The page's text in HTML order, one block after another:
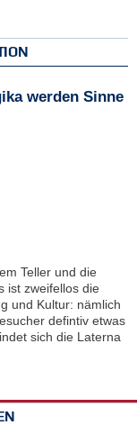
werden Sinne
Teller und die
ist zweifellos die
und Kultur: nämlich
defintiv etwas
sich die Laterna